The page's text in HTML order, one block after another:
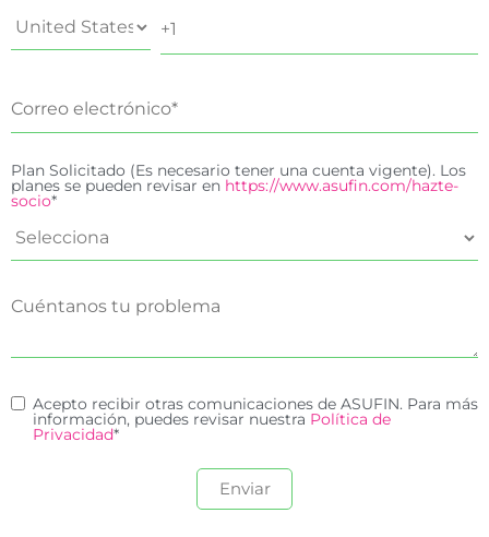
Plan Solicitado (Es necesario tener una cuenta vigente). Los
planes se pueden revisar en https://www.asufin.com/hazte-
socio*
Acepto recibir otras comunicaciones de ASUFIN. Para más
información, puedes revisar nuestra Política de
Privacidad*